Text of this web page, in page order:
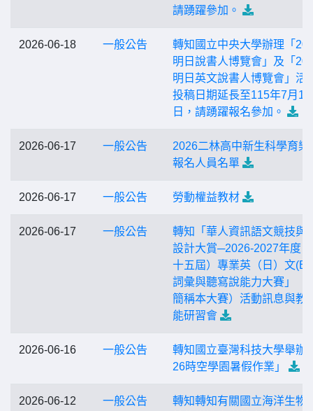
請踴躍參加。
2026-06-18 一般公告
轉知國立中央大學辦理「
明日說書人博覽會」及「
明日英文說書人博覽會」活
投稿日期延長至115年7月15
日，請踴躍報名參加。
2026-06-17 一般公告
2026二林高中新生科學育樂
報名人員名單
2026-06-17 一般公告 勞動權益教材
2026-06-17 一般公告
轉知「華人資訊語文競技與
設計大賞─2026-2027年度
十五屆）專業英（日）文
詞彙與聽寫說能力大賽」（
簡稱本大賽）活動訊息與教
能研習會
2026-06-16 一般公告
轉知國立臺灣科技大學舉辦
26時空學園暑假作業」
2026-06-12 一般公告
轉知轉知有關國立海洋生物